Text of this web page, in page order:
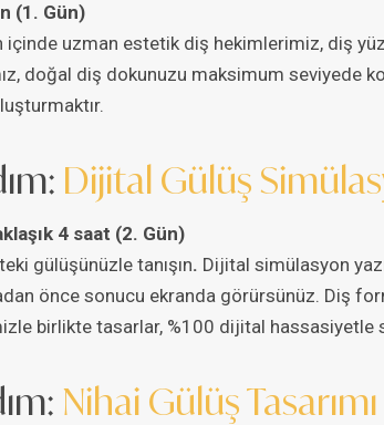
(1. Gün)
içinde uzman estetik diş hekimlerimiz, diş
doğal diş dokunuzu maksimum seviyede
Dijital Gülüş
4 saat (2. Gün)
gülüşünüzle tanışın. Dijital simülasyon
önce sonucu ekranda görürsünüz. Diş
birlikte tasarlar, %100 dijital hassasiyetle
Nihai Gülüş Tasarımı